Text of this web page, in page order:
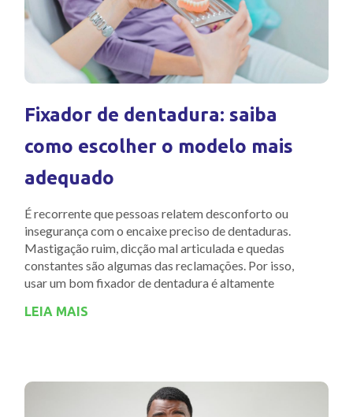
Fixador de dentadura: saiba
como escolher o modelo mais
adequado
É recorrente que pessoas relatem desconforto ou
insegurança com o encaixe preciso de dentaduras.
Mastigação ruim, dicção mal articulada e quedas
constantes são algumas das reclamações. Por isso,
usar um bom fixador de dentadura é altamente
LEIA MAIS